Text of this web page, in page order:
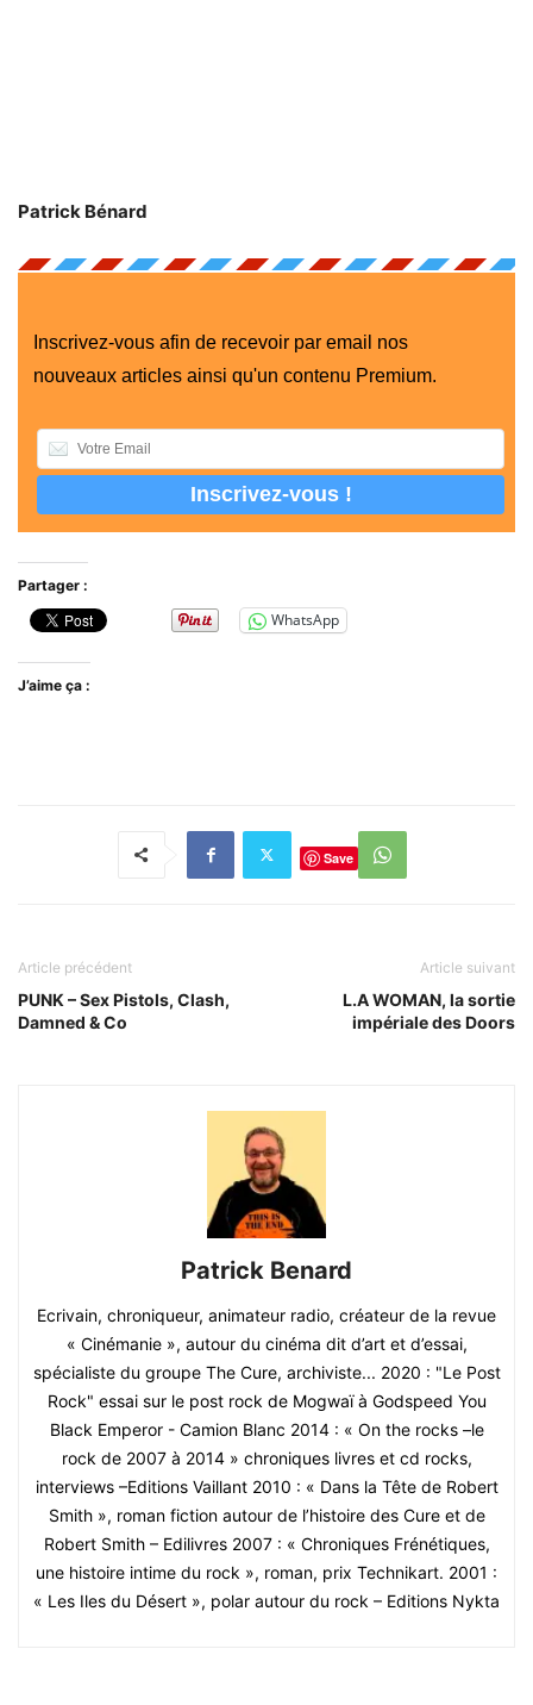
Patrick Bénard
Inscrivez-vous afin de recevoir par email nos
nouveaux articles ainsi qu'un contenu Premium.
Partager :
WhatsApp
J’aime ça :
Save
Article précédent
PUNK – Sex Pistols, Clash,
Damned & Co
Article suivant
L.A WOMAN, la sortie
impériale des Doors
Patrick Benard
Ecrivain, chroniqueur, animateur radio, créateur de la revue
« Cinémanie », autour du cinéma dit d’art et d’essai,
spécialiste du groupe The Cure, archiviste... 2020 : "Le Post
Rock" essai sur le post rock de Mogwaï à Godspeed You
Black Emperor - Camion Blanc 2014 : « On the rocks –le
rock de 2007 à 2014 » chroniques livres et cd rocks,
interviews –Editions Vaillant 2010 : « Dans la Tête de Robert
Smith », roman fiction autour de l’histoire des Cure et de
Robert Smith – Edilivres 2007 : « Chroniques Frénétiques,
une histoire intime du rock », roman, prix Technikart. 2001 :
« Les Iles du Désert », polar autour du rock – Editions Nykta